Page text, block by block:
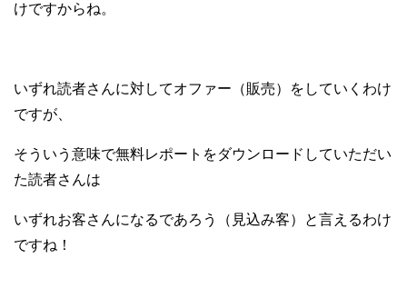
けですからね。
いずれ読者さんに対してオファー（販売）をしていくわけ
ですが、
そういう意味で無料レポートをダウンロードしていただい
た読者さんは
いずれお客さんになるであろう（見込み客）と言えるわけ
ですね！